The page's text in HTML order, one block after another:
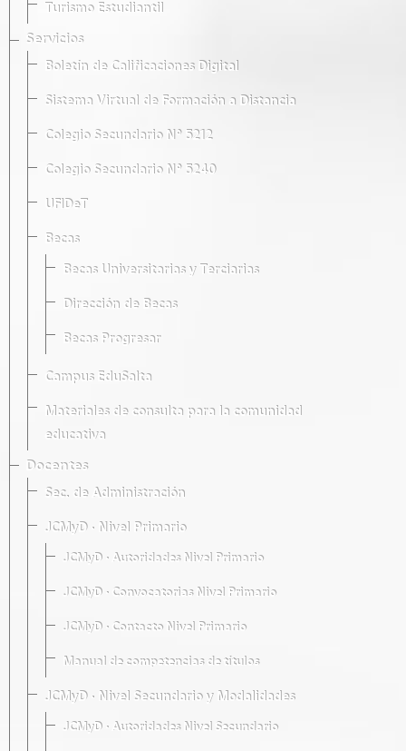
Turismo Estudiantil
Servicios
Boletín de Calificaciones Digital
Sistema Virtual de Formación a Distancia
Colegio Secundario Nº 5212
Colegio Secundario Nº 5240
UFIDeT
Becas
Becas Universitarias y Terciarias
Dirección de Becas
Becas Progresar
Campus EduSalta
Materiales de consulta para la comunidad
educativa
Docentes
Sec. de Administración
JCMyD · Nivel Primario
JCMyD · Autoridades Nivel Primario
JCMyD · Convocatorias Nivel Primario
JCMyD · Contacto Nivel Primario
Manual de competencias de títulos
JCMyD · Nivel Secundario y Modalidades
JCMyD · Autoridades Nivel Secundario